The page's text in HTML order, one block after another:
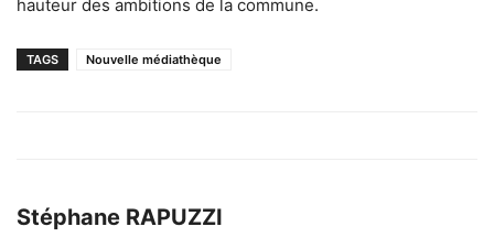
hauteur des ambitions de la commune.
TAGS Nouvelle médiathèque
Stéphane RAPUZZI